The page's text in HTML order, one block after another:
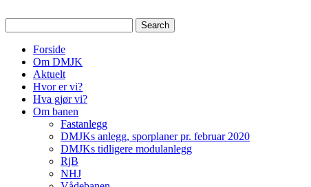
Forside
Om DMJK
Aktuelt
Hvor er vi?
Hva gjør vi?
Om banen
Fastanlegg
DMJKs anlegg, sporplaner pr. februar 2020
DMJKs tidligere modulanlegg
RjB
NHJ